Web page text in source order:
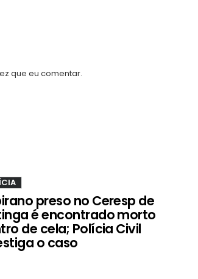
que eu comentar.
preso no Ceresp de
é encontrado morto
de cela; Polícia Civil
o caso